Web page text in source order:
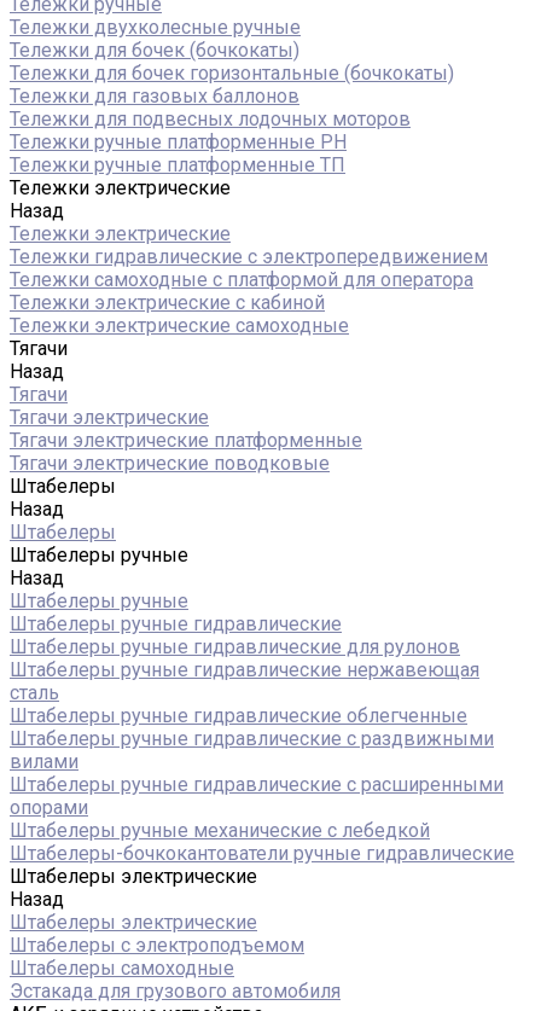
Тележки двухколесные ручные
Тележки для бочек (бочкокаты)
Тележки для бочек горизонтальные (бочкокаты)
Тележки для газовых баллонов
Тележки для подвесных лодочных моторов
Тележки ручные платформенные PH
Тележки ручные платформенные ТП
Тележки электрические
Назад
Тележки электрические
Тележки гидравлические с электропередвижением
Тележки самоходные с платформой для оператора
Тележки электрические с кабиной
Тележки электрические самоходные
Тягачи
Назад
Тягачи
Тягачи электрические
Тягачи электрические платформенные
Тягачи электрические поводковые
Штабелеры
Назад
Штабелеры
Штабелеры ручные
Назад
Штабелеры ручные
Штабелеры ручные гидравлические
Штабелеры ручные гидравлические для рулонов
Штабелеры ручные гидравлические нержавеющая
сталь
Штабелеры ручные гидравлические облегченные
Штабелеры ручные гидравлические с раздвижными
вилами
Штабелеры ручные гидравлические с расширенными
опорами
Штабелеры ручные механические с лебедкой
Штабелеры-бочкокантователи ручные гидравлические
Штабелеры электрические
Назад
Штабелеры электрические
Штабелеры с электроподъемом
Штабелеры самоходные
Эстакада для грузового автомобиля